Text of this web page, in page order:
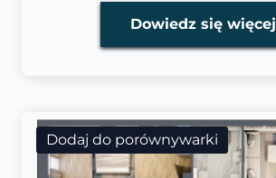
Dowiedz się więcej
Dodaj do porównywarki